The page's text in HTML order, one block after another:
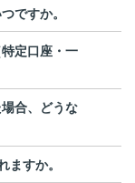
ですか。
定口座・一
合、どうな
ますか。